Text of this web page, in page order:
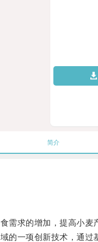
简介
求的增加，提高小麦
一项创新技术，通过